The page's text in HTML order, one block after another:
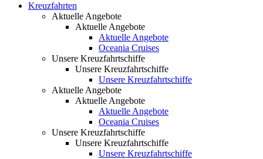
Kreuzfahrten
Aktuelle Angebote
Aktuelle Angebote
Aktuelle Angebote
Oceania Cruises
Unsere Kreuzfahrtschiffe
Unsere Kreuzfahrtschiffe
Unsere Kreuzfahrtschiffe
Aktuelle Angebote
Aktuelle Angebote
Aktuelle Angebote
Oceania Cruises
Unsere Kreuzfahrtschiffe
Unsere Kreuzfahrtschiffe
Unsere Kreuzfahrtschiffe